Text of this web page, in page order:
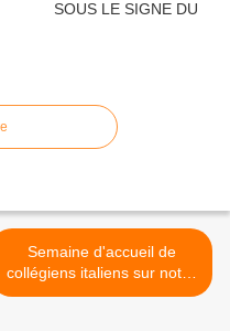
Semaine d'accueil de
collégiens italiens sur notre
territoire. >